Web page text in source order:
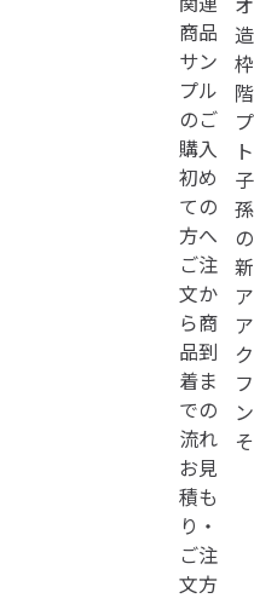
商品
サン
プル
のご
購入
初め
ての
方へ
ご注
文か
ら商
品到
着ま
での
流れ
お見
積も
り・
ご注
文方